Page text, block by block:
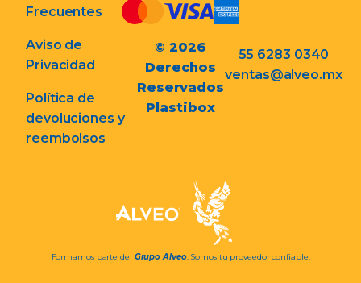
Frecuentes
Aviso de
Privacidad
Política de
devoluciones y
reembolsos
© 2026
Derechos
Reservados
Plastibox
55 6283 0340
ventas@alveo.mx
Formamos parte del Grupo Alveo. Somos tu proveedor confiable.